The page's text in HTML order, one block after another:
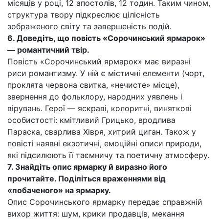
місяців у році, 12 апостолів, 12 тодин. Таким чином,
структура твору підкреслює цілісність
зображеного світу та завершеність подій.
6. Доведіть, що повість «Сорочинський ярмарок»
— романтичний твір.
Повість «Сорочинський ярмарок» має виразні
риси романтизму. У ній є містичні елементи (чорт,
проклята червона свитка, «нечисте» місце),
звернення до фольклору, народних уявлень і
вірувань. Герої — яскраві, колоритні, виняткові
особистості: кмітливий Грицько, вродлива
Параска, сварлива Хівря, хитрий циган. Також у
повісті наявні екзотичні, емоційні описи природи,
які підсилюють її таємничу та поетичну атмосферу.
7. Знайдіть опис ярмарку й виразно його
прочитайте. Поділіться враженнями від
«побаченого» на ярмарку.
Опис Сорочинського ярмарку передає справжній
вихор життя: шум, крики продавців, мекання